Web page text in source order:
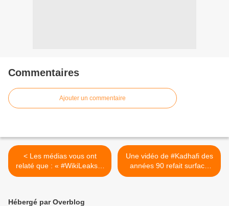
Commentaires
Ajouter un commentaire
< Les médias vous ont
relaté que : « #WikiLeaks a
révélé l'infiltration des partis
dirigeants français et
Une vidéo de #Kadhafi des
années 90 refait surface
déclarant: Après la
Hébergé par Overblog